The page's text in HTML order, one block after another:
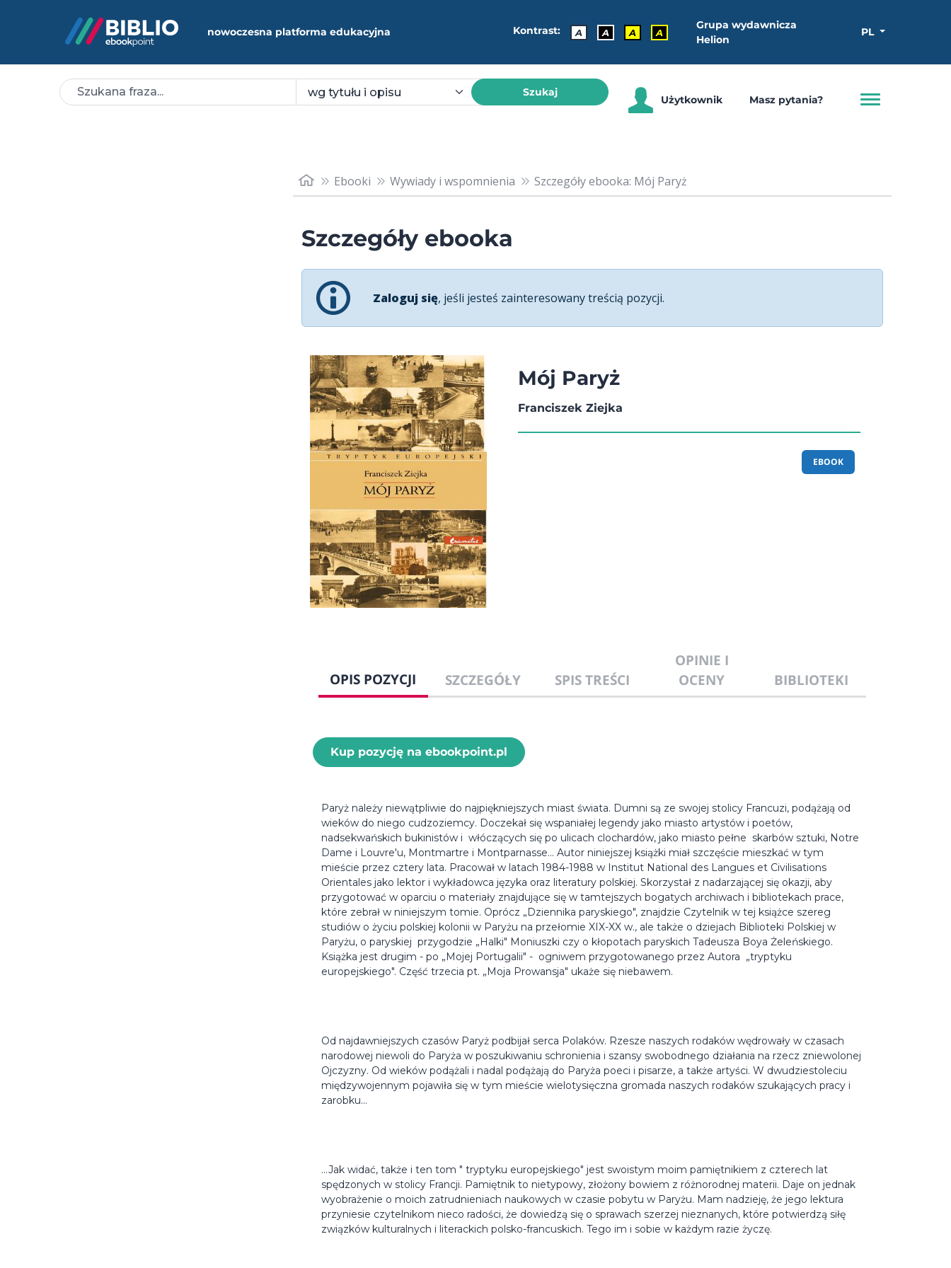
nowoczesna platforma edukacyjna Kontrast: A A A A
Grupa wydawnicza
Helion
PL
Szukaj
Użytkownik Masz pytania?
Ebooki Wywiady i wspomnienia Szczegóły ebooka: Mój Paryż
Szczegóły ebooka
Zaloguj się, jeśli jesteś zainteresowany treścią pozycji.
Mój Paryż
Franciszek Ziejka
EBOOK
OPIS POZYCJI SZCZEGÓŁY SPIS TREŚCI
OPINIE I
OCENY
BIBLIOTEKI
Kup pozycję na ebookpoint.pl
Paryż należy niewątpliwie do najpiękniejszych miast świata. Dumni są ze swojej stolicy Francuzi, podążają od
wieków do niego cudzoziemcy. Doczekał się wspaniałej legendy jako miasto artystów i poetów,
nadsekwańskich bukinistów i włóczących się po ulicach clochardów, jako miasto pełne skarbów sztuki, Notre
Dame i Louvre'u, Montmartre i Montparnasse... Autor niniejszej książki miał szczęście mieszkać w tym
mieście przez cztery lata. Pracował w latach 1984-1988 w Institut National des Langues et Civilisations
Orientales jako lektor i wykładowca języka oraz literatury polskiej. Skorzystał z nadarzającej się okazji, aby
przygotować w oparciu o materiały znajdujące się w tamtejszych bogatych archiwach i bibliotekach prace,
które zebrał w niniejszym tomie. Oprócz „Dziennika paryskiego", znajdzie Czytelnik w tej książce szereg
studiów o życiu polskiej kolonii w Paryżu na przełomie XIX-XX w., ale także o dziejach Biblioteki Polskiej w
Paryżu, o paryskiej przygodzie „Halki" Moniuszki czy o kłopotach paryskich Tadeusza Boya Żeleńskiego.
Książka jest drugim - po „Mojej Portugalii" - ogniwem przygotowanego przez Autora „tryptyku
europejskiego". Część trzecia pt. „Moja Prowansja" ukaże się niebawem.
Od najdawniejszych czasów Paryż podbijał serca Polaków. Rzesze naszych rodaków wędrowały w czasach
narodowej niewoli do Paryża w poszukiwaniu schronienia i szansy swobodnego działania na rzecz zniewolonej
Ojczyzny. Od wieków podążali i nadal podążają do Paryża poeci i pisarze, a także artyści. W dwudziestoleciu
międzywojennym pojawiła się w tym mieście wielotysięczna gromada naszych rodaków szukających pracy i
zarobku...
...Jak widać, także i ten tom " tryptyku europejskiego" jest swoistym moim pamiętnikiem z czterech lat
spędzonych w stolicy Francji. Pamiętnik to nietypowy, złożony bowiem z różnorodnej materii. Daje on jednak
wyobrażenie o moich zatrudnieniach naukowych w czasie pobytu w Paryżu. Mam nadzieję, że jego lektura
przyniesie czytelnikom nieco radości, że dowiedzą się o sprawach szerzej nieznanych, które potwierdzą siłę
związków kulturalnych i literackich polsko-francuskich. Tego im i sobie w każdym razie życzę.